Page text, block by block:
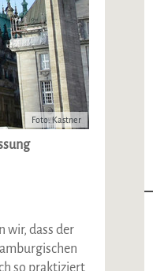
Foto: Kastner
wir, dass der
so praktiziert